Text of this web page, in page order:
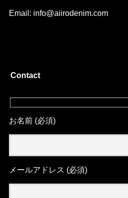
Email: info@aiirodenim.com
Contact
お名前 (必須)
メールアドレス (必須)